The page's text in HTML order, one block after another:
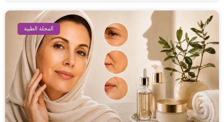
المجلة الطبية